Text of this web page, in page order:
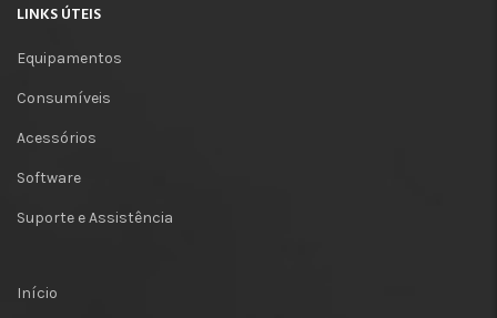
LINKS ÚTEIS
Equipamentos
Consumíveis
Acessórios
Software
Suporte e Assistência
Início